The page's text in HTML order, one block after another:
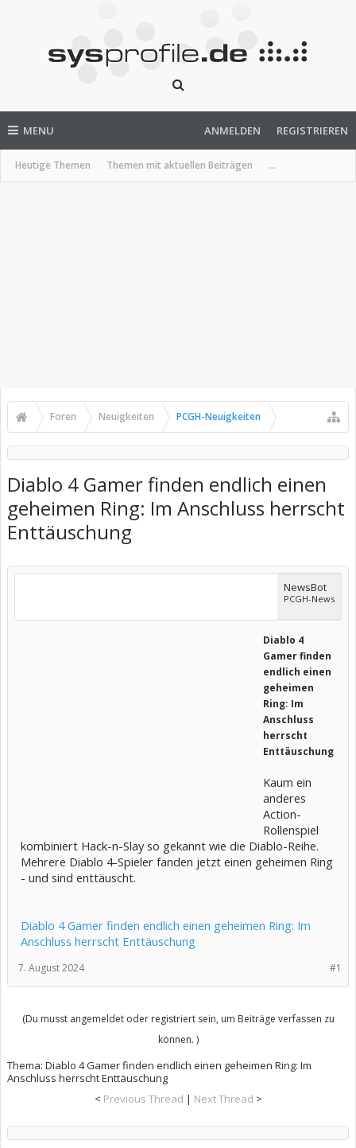
MENU
Heutige Themen Themen mit aktuellen Beiträgen ...
ANMELDEN REGISTRIEREN
Foren Neuigkeiten PCGH-Neuigkeiten
Diablo 4 Gamer finden endlich einen
geheimen Ring: Im Anschluss herrscht
Enttäuschung
NewsBot
PCGH-News
Diablo 4
Gamer finden
endlich einen
geheimen
Ring: Im
Anschluss
herrscht
Enttäuschung
Kaum ein
anderes
Action-
Rollenspiel
kombiniert Hack-n-Slay so gekannt wie die Diablo-Reihe.
Mehrere Diablo 4-Spieler fanden jetzt einen geheimen Ring
- und sind enttäuscht.
Diablo 4 Gamer finden endlich einen geheimen Ring: Im
Anschluss herrscht Enttäuschung
#1
7. August 2024
(Du musst angemeldet oder registriert sein, um Beiträge verfassen zu
können. )
Thema: Diablo 4 Gamer finden endlich einen geheimen Ring: Im
Anschluss herrscht Enttäuschung
< Previous Thread | Next Thread >